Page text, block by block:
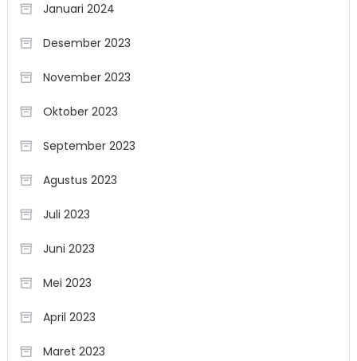
Januari 2024
Desember 2023
November 2023
Oktober 2023
September 2023
Agustus 2023
Juli 2023
Juni 2023
Mei 2023
April 2023
Maret 2023